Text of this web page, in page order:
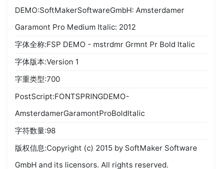
DEMO:SoftMakerSoftwareGmbH: Amsterdamer
Garamont Pro Medium Italic: 2012
字体全称:FSP DEMO - mstrdmr Grmnt Pr Bold Italic
字体版本:Version 1
字重类型:700
PostScript:FONTSPRINGDEMO-
AmsterdamerGaramontProBoldItalic
字符数量:98
版权信息:Copyright (c) 2015 by SoftMaker Software
GmbH and its licensors. All rights reserved.